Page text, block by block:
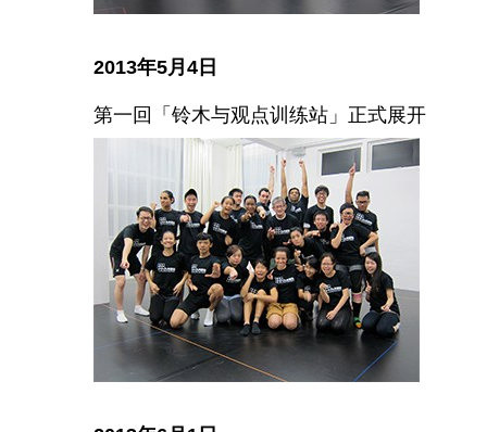
2013年5月4日
第一回「铃木与观点训练站」正式展开